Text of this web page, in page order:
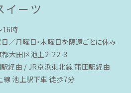
イーツ
16時
／月曜日・木曜日を隔週ごとに休み
大田区池上2-22-3
経由 / JR京浜東北線 蒲田駅経由
線 池上駅下車 徒歩7分